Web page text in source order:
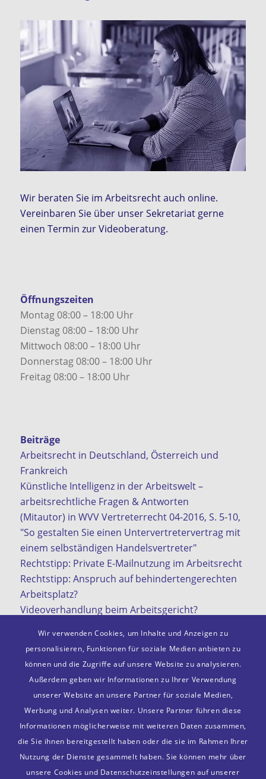
Wir beraten Sie im Arbeitsrecht auch online.
Vereinbaren Sie über unser Sekretariat gerne
einen Termin zur Videoberatung.
Öffnungszeiten
Montag 08:00 – 18:00 Uhr
Dienstag 08:00 – 18:00 Uhr
Mittwoch 08:00 – 18:00 Uhr
Donnerstag 08:00 – 18:00 Uhr
Freitag 08:00 – 18:00 Uhr
Beiträge
Arbeitsrecht in Deutschland, Österreich und
Frankreich
Künstliche Intelligenz in der Arbeitswelt –
arbeitsrechtliche Fragen & Antworten
(Mitautor) in WVV Vertreterrecht 04-2016, S. 5-10,
"So gestalten Sie einen Untervertretervertrag mit
einem selbständigen Handelsvertreter"
Rechtstipp: Private E-Mailnutzung im Arbeitsrecht
Rechtstipp: Anspruch auf behindertengerechten
Arbeitsplatz?
Videoverhandlung beim Arbeitsgericht?
Mitgliedschaften
Deutscher Anwaltsverein e. V.
Bonner Anwaltverein e. V.
Wir verwenden Cookies, um Inhalte und Anzeigen zu
personalisieren, Funktionen für soziale Medien anbieten zu
können und die Zugriffe auf unsere Website zu analysieren.
Außerdem geben wir Informationen zu Ihrer Verwendung
unserer Website an unsere Partner für soziale Medien,
Werbung und Analysen weiter. Unsere Partner führen diese
Informationen möglicherweise mit weiteren Daten zusammen,
die Sie ihnen bereitgestellt haben oder die sie im Rahmen Ihrer
Nutzung der Dienste gesammelt haben. Sie können mehr über
unsere Cookies und Datenschutzeinstellungen auf unserer